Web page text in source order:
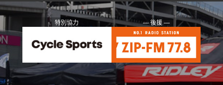
特別協力 ― 後援 ―